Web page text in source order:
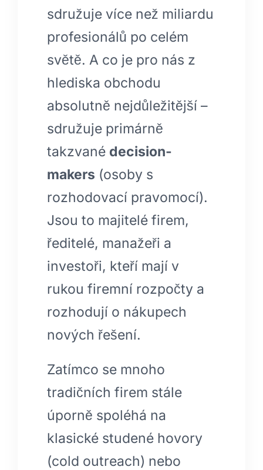
sdružuje více než miliardu
profesionálů po celém
světě. A co je pro nás z
hlediska obchodu
absolutně nejdůležitější –
sdružuje primárně
takzvané decision-
makers (osoby s
rozhodovací pravomocí).
Jsou to majitelé firem,
ředitelé, manažeři a
investoři, kteří mají v
rukou firemní rozpočty a
rozhodují o nákupech
nových řešení.
Zatímco se mnoho
tradičních firem stále
úporně spoléhá na
klasické studené hovory
(cold outreach) nebo